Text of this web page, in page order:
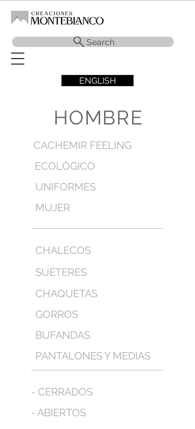
Search
ENGLISH
HOMBRE
CACHEMIR FEELING
ECOLÓGICO
MUJER
UNIFORMES
CHALECOS
SUÉTERES
CHAQUETAS
GORROS
BUFANDAS
PANTALONES Y MEDIAS
- CERRADOS
- ABIERTOS